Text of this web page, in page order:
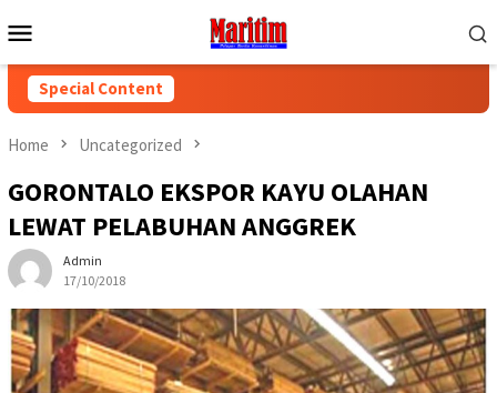
to
Menu
Special Content
Home Uncategorized
GORONTALO EKSPOR KAYU OLAHAN
LEWAT PELABUHAN ANGGREK
Admin
17/10/2018